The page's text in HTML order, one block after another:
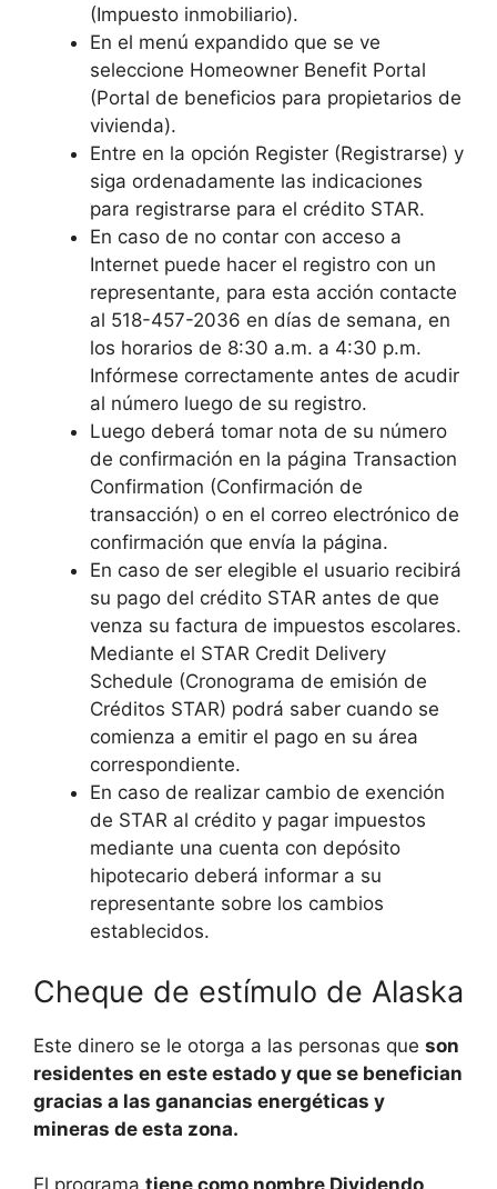
(Impuesto inmobiliario).
En el menú expandido que se ve
seleccione Homeowner Benefit Portal
(Portal de beneficios para propietarios de
vivienda).
Entre en la opción Register (Registrarse) y
siga ordenadamente las indicaciones
para registrarse para el crédito STAR.
En caso de no contar con acceso a
Internet puede hacer el registro con un
representante, para esta acción contacte
al 518-457-2036 en días de semana, en
los horarios de 8:30 a.m. a 4:30 p.m.
Infórmese correctamente antes de acudir
al número luego de su registro.
Luego deberá tomar nota de su número
de confirmación en la página Transaction
Confirmation (Confirmación de
transacción) o en el correo electrónico de
confirmación que envía la página.
En caso de ser elegible el usuario recibirá
su pago del crédito STAR antes de que
venza su factura de impuestos escolares.
Mediante el STAR Credit Delivery
Schedule (Cronograma de emisión de
Créditos STAR) podrá saber cuando se
comienza a emitir el pago en su área
correspondiente.
En caso de realizar cambio de exención
de STAR al crédito y pagar impuestos
mediante una cuenta con depósito
hipotecario deberá informar a su
representante sobre los cambios
establecidos.
Cheque de estímulo de Alaska
Este dinero se le otorga a las personas que son
residentes en este estado y que se benefician
gracias a las ganancias energéticas y
mineras de esta zona.